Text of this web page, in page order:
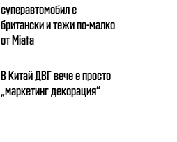
суперавтомобил е
британски и тежи по-малко
от Miata
В Китай ДВГ вече е просто
„маркетинг декорация“